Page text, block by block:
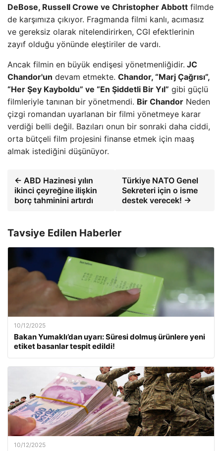
DeBose, Russell Crowe ve Christopher Abbott filmde
de karşımıza çıkıyor. Fragmanda filmi kanlı, acımasız
ve gereksiz olarak nitelendirirken, CGI efektlerinin
zayıf olduğu yönünde eleştiriler de vardı.
Ancak filmin en büyük endişesi yönetmenliğidir. JC
Chandor'un devam etmekte. Chandor, “Marj Çağrısı”,
“Her Şey Kayboldu” ve “En Şiddetli Bir Yıl” gibi güçlü
filmleriyle tanınan bir yönetmendi. Bir Chandor Neden
çizgi romandan uyarlanan bir filmi yönetmeye karar
verdiği belli değil. Bazıları onun bir sonraki daha ciddi,
orta bütçeli film projesini finanse etmek için maaş
almak istediğini düşünüyor.
← ABD Hazinesi yılın
ikinci çeyreğine ilişkin
borç tahminini artırdı
Türkiye NATO Genel
Sekreteri için o isme
destek verecek! →
Tavsiye Edilen Haberler
10/12/2025
Bakan Yumaklı’dan uyarı: Süresi dolmuş ürünlere yeni
etiket basanlar tespit edildi!
10/12/2025